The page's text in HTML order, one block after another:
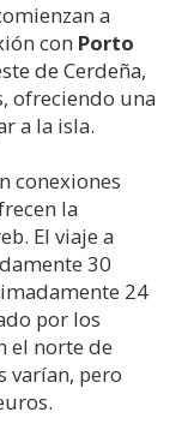
a
con Porto
de Cerdeña,
ofreciendo una
a la isla.
conexiones
la
El viaje a
30
24
por los
el norte de
varían, pero